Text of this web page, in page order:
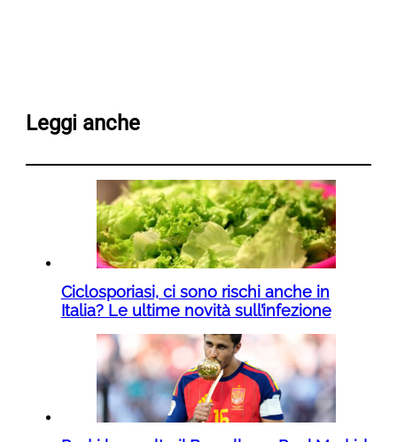
Leggi anche
Ciclosporiasi, ci sono rischi anche in
Italia? Le ultime novità sull’infezione